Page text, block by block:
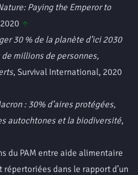
Paying the Emperor to
↑
30 % de la planète d’ici 2030
millions de personnes,
, Survival International, 2020
: 30% d’aires protégées,
autochtones et la biodiversité,
du PAM entre aide alimentaire
dans le rapport d’un